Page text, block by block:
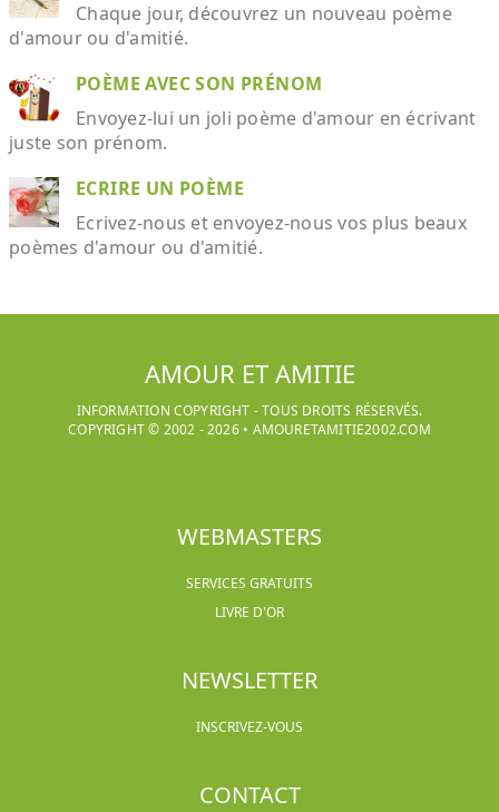
Chaque jour, découvrez un nouveau poème
d'amour ou d'amitié.
POÈME AVEC SON PRÉNOM
Envoyez-lui un joli poème d'amour en écrivant
juste son prénom.
ECRIRE UN POÈME
Ecrivez-nous et envoyez-nous vos plus beaux
poèmes d'amour ou d'amitié.
AMOUR ET AMITIE
INFORMATION COPYRIGHT - TOUS DROITS RÉSERVÉS.
COPYRIGHT © 2002 -2026• AMOURETAMITIE2002.COM
WEBMASTERS
SERVICES GRATUITS
LIVRE D'OR
NEWSLETTER
INSCRIVEZ-VOUS
CONTACT